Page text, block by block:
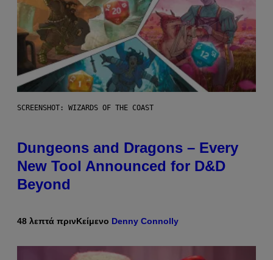
SCREENSHOT: WIZARDS OF THE COAST
Dungeons and Dragons – Every
New Tool Announced for D&D
Beyond
48 λεπτά πρινΚείμενο Denny Connolly